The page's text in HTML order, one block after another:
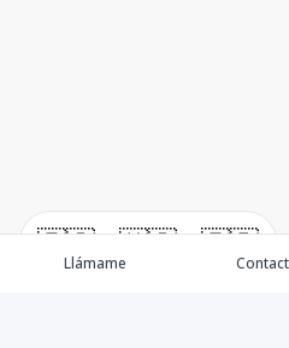
🇪🇸 🇺🇸 🇫🇷
Llámame